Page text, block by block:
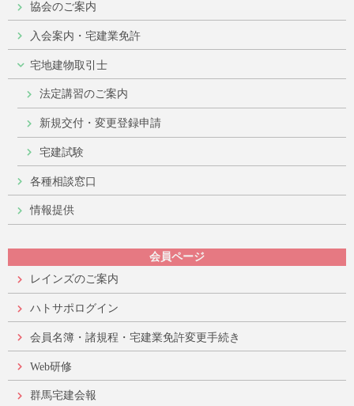
協会のご案内
入会案内・宅建業免許
宅地建物取引士
法定講習のご案内
新規交付・変更登録申請
宅建試験
各種相談窓口
情報提供
会員ページ
レインズのご案内
ハトサポログイン
会員名簿・諸規程・宅建業免許変更手続き
Web研修
群馬宅建会報